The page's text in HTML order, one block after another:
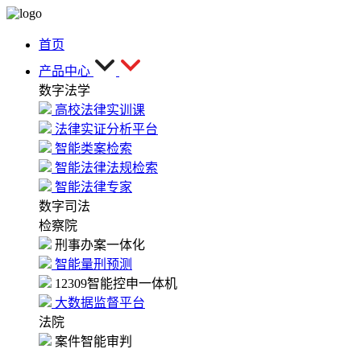
首页
产品中心
数字法学
高校法律实训课
法律实证分析平台
智能类案检索
智能法律法规检索
智能法律专家
数字司法
检察院
刑事办案一体化
智能量刑预测
12309智能控申一体机
大数据监督平台
法院
案件智能审判